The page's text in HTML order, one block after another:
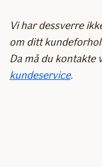
Vi har dessverre
om ditt
Da må du kontakte
kundeservice.